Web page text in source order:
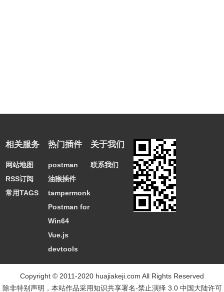
相关服务
网站地图
RSS订阅
常用TAGS
热门插件
postman
油猴插件
tampermonkey
Postman for
Win64
Vue.js
devtools
关于我们
联系我们
Copyright © 2011-2020 huajiakeji.com All Rights Reserved
除非特别声明，本站作品采用知识共享署名-禁止演绎 3.0 中国大陆许可